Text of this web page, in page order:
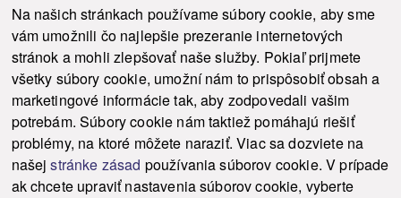
Na našich stránkach používame súbory cookie, aby sme
vám umožnili čo najlepšie prezeranie internetových
stránok a mohli zlepšovať naše služby. Pokiaľ prijmete
všetky súbory cookie, umožní nám to prispôsobiť obsah a
marketingové informácie tak, aby zodpovedali vašim
potrebám. Súbory cookie nám taktiež pomáhajú riešiť
problémy, na ktoré môžete naraziť. Viac sa dozviete na
našejstránke zásad používania súborov cookie. V prípade
ak chcete upraviť nastavenia súborov cookie, vyberte
Odoslať
© 2021-2026 ku.sk. Všetky práva vyhradené. | Ochrana osobných údajov
Vyhlásenie o prístupnosti | Admin